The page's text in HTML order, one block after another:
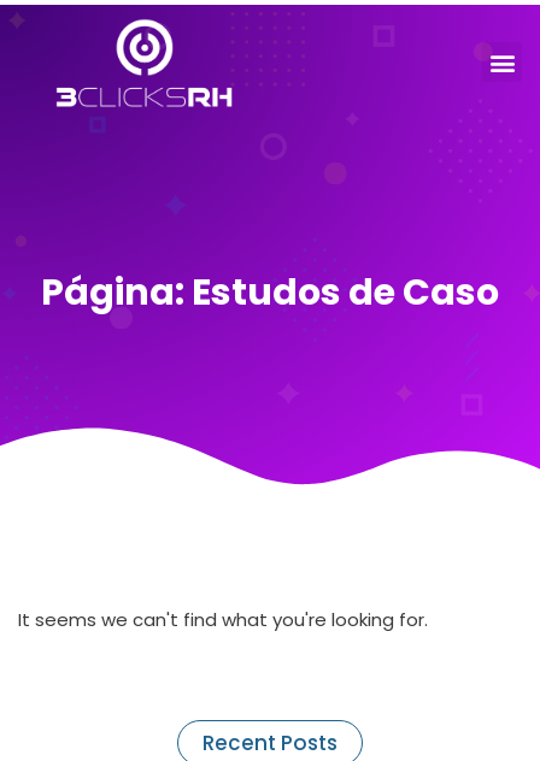
Página: Estudos de Caso
It seems we can't find what you're looking for.
Recent Posts